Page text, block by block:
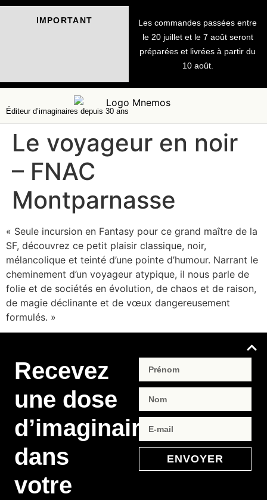
IMPORTANT
Les commandes passées entre
le 20 juillet et le 7 août seront
préparées et livrées à partir du
10 août.
Éditeur d’imaginaires depuis 30 ans
Le voyageur en noir
– FNAC
Montparnasse
« Seule incursion en Fantasy pour ce grand maître de la
SF, découvrez ce petit plaisir classique, noir,
mélancolique et teinté d’une pointe d’humour. Narrant le
cheminement d’un voyageur atypique, il nous parle de
folie et de sociétés en évolution, de chaos et de raison,
de magie déclinante et de vœux dangereusement
formulés. »
Recevez
une dose
d’imaginaire
dans
votre
ENVOYER